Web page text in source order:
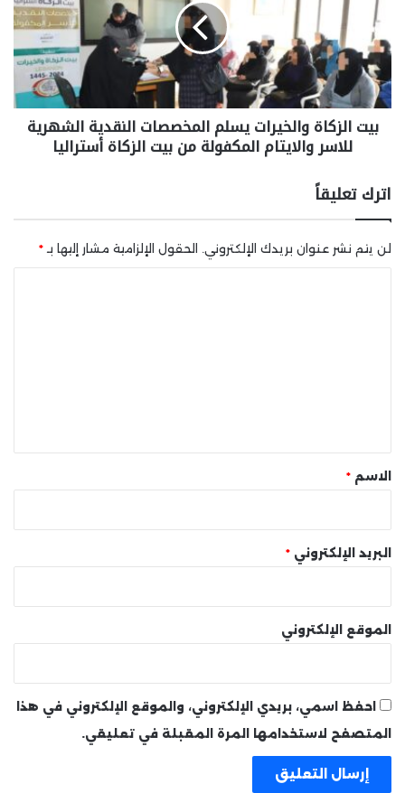
بيت الزكاة والخيرات يسلم المخصصات النقدية الشهرية
للاسر والايتام المكفولة من بيت الزكاة أستراليا
اترك تعليقاً
لن يتم نشر عنوان بريدك الإلكتروني. الحقول الإلزامية مشار إليها بـ*
* الاسم *
البريد الإلكتروني *
الموقع الإلكتروني
احفظ اسمي، بريدي الإلكتروني، والموقع الإلكتروني في هذا
المتصفح لاستخدامها المرة المقبلة في تعليقي.